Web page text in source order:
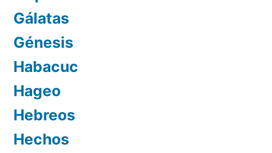
Gálatas
Génesis
Habacuc
Hageo
Hebreos
Hechos